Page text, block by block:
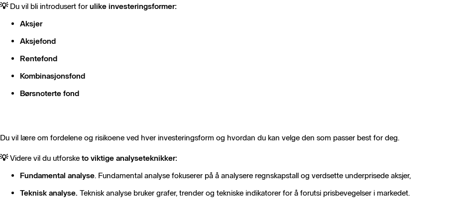
💡 Du vil bli introdusert for ulike investeringsformer:
Aksjer
Aksjefond
Rentefond
Kombinasjonsfond
Børsnoterte fond
Du vil lære om fordelene og risikoene ved hver investeringsform og hvordan du kan velge den som passer best for deg.
💡Videre vil du utforske to viktige analyseteknikker:
Fundamental analyse. Fundamental analyse fokuserer på å analysere regnskapstall og verdsette underprisede aksjer,
Teknisk analyse. Teknisk analyse bruker grafer, trender og tekniske indikatorer for å forutsi prisbevegelser i markedet.